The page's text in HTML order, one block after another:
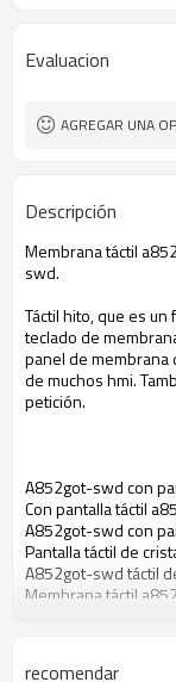
Evaluacion
AGREGAR UNA
Descripción
Membrana táctil
swd.
Táctil hito, que es
teclado de
panel de membrana
de muchos hmi.
petición.
A852got-swd con
Con pantalla táctil
A852got-swd con
Pantalla táctil de
A852got-swd táctil
Membrana táctil
Pantalla táctil para
recomendar